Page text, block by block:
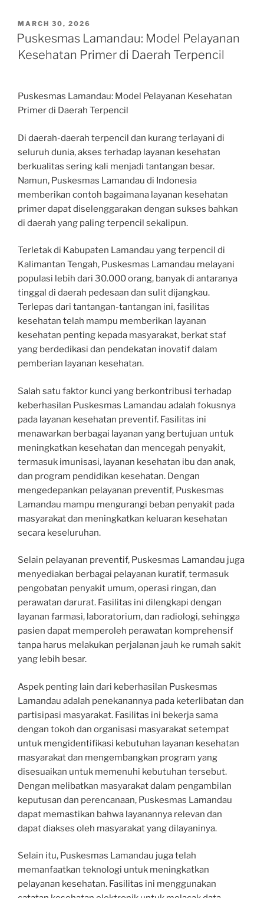
POSTED
ON
MARCH 30, 2026
Puskesmas Lamandau: Model Pelayanan
Kesehatan Primer di Daerah Terpencil
Puskesmas Lamandau: Model Pelayanan Kesehatan
Primer di Daerah Terpencil
Di daerah-daerah terpencil dan kurang terlayani di
seluruh dunia, akses terhadap layanan kesehatan
berkualitas sering kali menjadi tantangan besar.
Namun, Puskesmas Lamandau di Indonesia
memberikan contoh bagaimana layanan kesehatan
primer dapat diselenggarakan dengan sukses bahkan
di daerah yang paling terpencil sekalipun.
Terletak di Kabupaten Lamandau yang terpencil di
Kalimantan Tengah, Puskesmas Lamandau melayani
populasi lebih dari 30.000 orang, banyak di antaranya
tinggal di daerah pedesaan dan sulit dijangkau.
Terlepas dari tantangan-tantangan ini, fasilitas
kesehatan telah mampu memberikan layanan
kesehatan penting kepada masyarakat, berkat staf
yang berdedikasi dan pendekatan inovatif dalam
pemberian layanan kesehatan.
Salah satu faktor kunci yang berkontribusi terhadap
keberhasilan Puskesmas Lamandau adalah fokusnya
pada layanan kesehatan preventif. Fasilitas ini
menawarkan berbagai layanan yang bertujuan untuk
meningkatkan kesehatan dan mencegah penyakit,
termasuk imunisasi, layanan kesehatan ibu dan anak,
dan program pendidikan kesehatan. Dengan
mengedepankan pelayanan preventif, Puskesmas
Lamandau mampu mengurangi beban penyakit pada
masyarakat dan meningkatkan keluaran kesehatan
secara keseluruhan.
Selain pelayanan preventif, Puskesmas Lamandau juga
menyediakan berbagai pelayanan kuratif, termasuk
pengobatan penyakit umum, operasi ringan, dan
perawatan darurat. Fasilitas ini dilengkapi dengan
layanan farmasi, laboratorium, dan radiologi, sehingga
pasien dapat memperoleh perawatan komprehensif
tanpa harus melakukan perjalanan jauh ke rumah sakit
yang lebih besar.
Aspek penting lain dari keberhasilan Puskesmas
Lamandau adalah penekanannya pada keterlibatan dan
partisipasi masyarakat. Fasilitas ini bekerja sama
dengan tokoh dan organisasi masyarakat setempat
untuk mengidentifikasi kebutuhan layanan kesehatan
masyarakat dan mengembangkan program yang
disesuaikan untuk memenuhi kebutuhan tersebut.
Dengan melibatkan masyarakat dalam pengambilan
keputusan dan perencanaan, Puskesmas Lamandau
dapat memastikan bahwa layanannya relevan dan
dapat diakses oleh masyarakat yang dilayaninya.
Selain itu, Puskesmas Lamandau juga telah
memanfaatkan teknologi untuk meningkatkan
pelayanan kesehatan. Fasilitas ini menggunakan